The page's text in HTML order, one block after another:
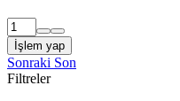
İşlem yap
Sonraki Son
Filtreler